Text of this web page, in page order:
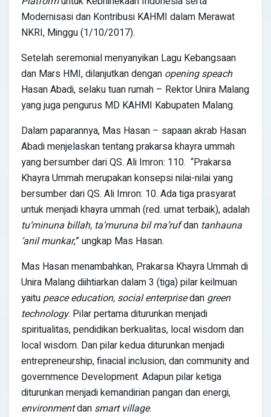
Modernisasi dan Kontribusi KAHMI dalam Merawat
NKRI, Minggu (1/10/2017).
Setelah seremonial menyanyikan Lagu Kebangsaan
dan Mars HMI, dilanjutkan dengan opening speach
Hasan Abadi, selaku tuan rumah – Rektor Unira Malang
yang juga pengurus MD KAHMI Kabupaten Malang.
Dalam paparannya, Mas Hasan – sapaan akrab Hasan
Abadi menjelaskan tentang prakarsa khayra ummah
yang bersumber dari QS. Ali Imron: 110. “Prakarsa
Khayra Ummah merupakan konsepsi nilai-nilai yang
bersumber dari QS. Ali Imron: 10. Ada tiga prasyarat
untuk menjadi khayra ummah (red. umat terbaik), adalah
tu’minuna billah, ta’muruna bil ma’rufdan tanhauna
‘anil munkar,” ungkap Mas Hasan.
Mas Hasan menambahkan, Prakarsa Khayra Ummah di
Unira Malang diihtiarkan dalam 3 (tiga) pilar keilmuan
yaitupeace education, social enterprisedan green
technology. Pilar pertama diturunkan menjadi
spiritualitas, pendidikan berkualitas, local wisdom dan
local wisdom. Dan pilar kedua diturunkan menjadi
entrepreneurship, finacial inclusion, dan community and
governmence Development. Adapun pilar ketiga
diturunkan menjadi kemandirian pangan dan energi,
environmentdan smart village.